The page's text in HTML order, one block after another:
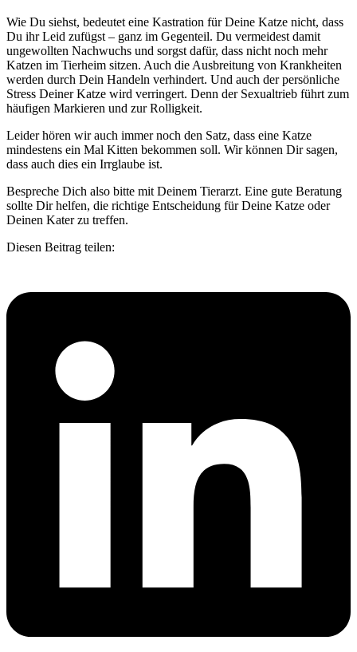
Wie Du siehst, bedeutet eine Kastration für Deine Katze nicht, dass
Du ihr Leid zufügst – ganz im Gegenteil. Du vermeidest damit
ungewollten Nachwuchs und sorgst dafür, dass nicht noch mehr
Katzen im Tierheim sitzen. Auch die Ausbreitung von Krankheiten
werden durch Dein Handeln verhindert. Und auch der persönliche
Stress Deiner Katze wird verringert. Denn der Sexualtrieb führt zum
häufigen Markieren und zur Rolligkeit.
Leider hören wir auch immer noch den Satz, dass eine Katze
mindestens ein Mal Kitten bekommen soll. Wir können Dir sagen,
dass auch dies ein Irrglaube ist.
Bespreche Dich also bitte mit Deinem Tierarzt. Eine gute Beratung
sollte Dir helfen, die richtige Entscheidung für Deine Katze oder
Deinen Kater zu treffen.
Diesen Beitrag teilen: